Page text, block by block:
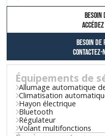
besoin
Besoin
contactez-
Équipements de
Allumage automatique
Climatisation
Hayon électrique
Bluetooth
Régulateur
Volant multifonctions